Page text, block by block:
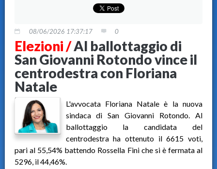
08/06/2026 17:37:17 0
Elezioni /Al ballottaggio di
San Giovanni Rotondo vince il
centrodestra con Floriana
Natale
L'avvocata Floriana Natale è la nuova
sindaca di San Giovanni Rotondo. Al
ballottaggio la candidata del
centrodestra ha ottenuto il 6615 voti,
pari al 55,54% battendo Rossella Fini che si è fermata al
5296, il 44,46%.